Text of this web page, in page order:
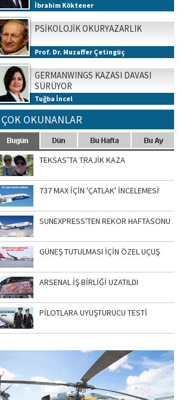
İbrahim Köktener
PSİKOLOJİK OKURYAZARLIK
Prof. Dr. Muzaffer Çetingüç
GERMANWINGS KAZASI DAVASI
SÜRÜYOR
Tuğba İncel
ÇOK OKUNANLAR
TEKSAS’TA TRAJİK KAZA
737 MAX İÇİN 'ÇATLAK' İNCELEMESİ
SUNEXPRESS'TEN REKOR HAFTASONU
GÜNEŞ TUTULMASI İÇİN ÖZEL UÇUŞ
ARSENAL İŞ BİRLİĞİ UZATILDI
PİLOTLARA UYUŞTURUCU TESTİ
SİNGAPUR AIRSHOW-2020